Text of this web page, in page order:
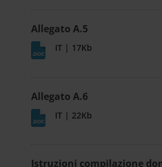
Allegato A.5
IT | 17Kb
Allegato A.6
IT | 22Kb
Istruzioni compilazione